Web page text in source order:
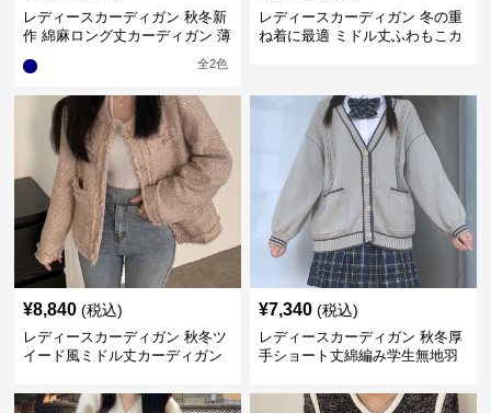
レディースカーディガン 秋冬新
作 綿麻ロング丈カーディガン 薄
全2色
レディースカーディガン 冬の重
ね着に最適 ミドル丈ふわもこカ
¥8,840 (税込)
レディースカーディガン 秋冬ツ
イード風ミドル丈カーディガン
¥7,340 (税込)
レディースカーディガン 秋冬厚
手ショート丈綿編み学生無地羽